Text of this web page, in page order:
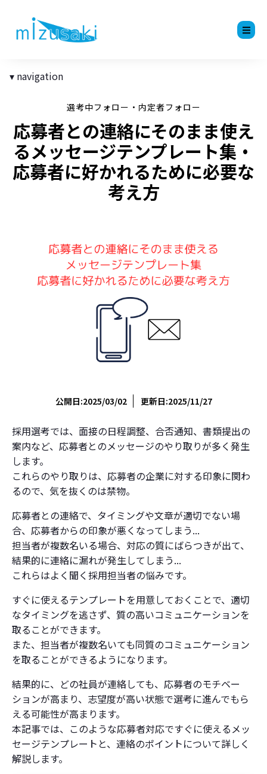
navigation
選考中フォロー・内定者フォロー
応募者との連絡にそのまま使え
るメッセージテンプレート集・
応募者に好かれるために必要な
考え方
公開日:2025/03/02 更新日:2025/11/27
採用選考では、面接の日程調整、合否通知、書類提出の
案内など、応募者とのメッセージのやり取りが多く発生
します。
これらのやり取りは、応募者の企業に対する印象に関わ
るので、気を抜くのは禁物。
応募者との連絡で、タイミングや文章が適切でない場
合、応募者からの印象が悪くなってしまう...
担当者が複数名いる場合、対応の質にばらつきが出て、
結果的に連絡に漏れが発生してしまう...
これらはよく聞く採用担当者の悩みです。
すぐに使えるテンプレートを用意しておくことで、適切
なタイミングを逃さず、質の高いコミュニケーションを
取ることができます。
また、担当者が複数名いても同質のコミュニケーション
を取ることができるようになります。
結果的に、どの社員が連絡しても、応募者のモチベー
ションが高まり、志望度が高い状態で選考に進んでもら
える可能性が高まります。
本記事では、このような応募者対応ですぐに使えるメッ
セージテンプレートと、連絡のポイントについて詳しく
解説します。